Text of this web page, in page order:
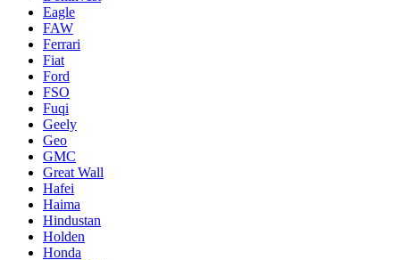
Eagle
FAW
Ferrari
Fiat
Ford
FSO
Fuqi
Geely
Geo
GMC
Great Wall
Hafei
Haima
Hindustan
Holden
Honda